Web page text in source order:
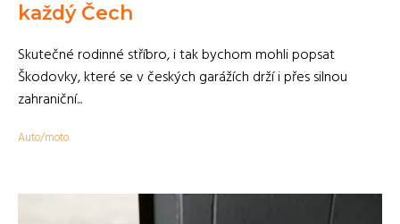
každý Čech
Skutečné rodinné stříbro, i tak bychom mohli popsat
Škodovky, které se v českých garážích drží i přes silnou
zahraniční...
Auto/moto